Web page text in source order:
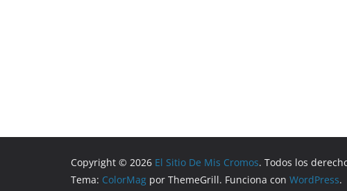
Copyright © 2026 El Sitio De Mis Cromos. Todos los
Tema: ColorMag por ThemeGrill. Funciona con WordPress.